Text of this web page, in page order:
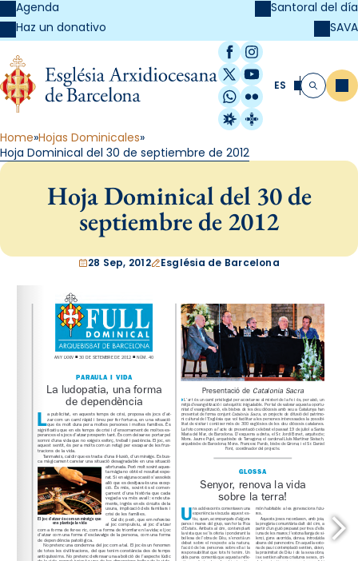
Agenda
Haz un donativo
Santoral del día
SAVA
Facebook
Instagram
X / Twitter
YouTube
WhatsApp
Flickr
Radio Estel
Catalunya
ES Buscar
Home Hojas Dominicales
Hoja Dominical del 30 de septiembre de 2012
Hoja Dominical del 30 de
septiembre de 2012
28 Sep, 2012 Església de Barcelona